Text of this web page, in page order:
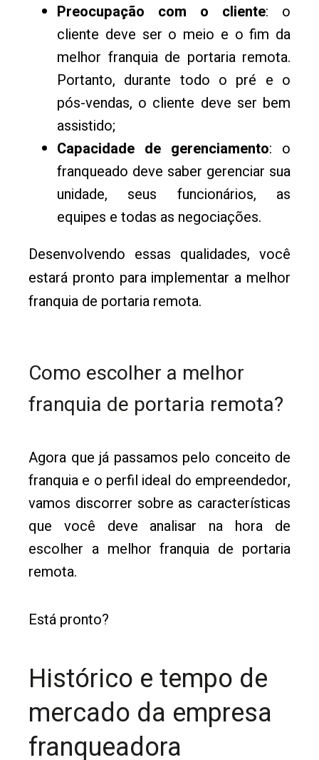
Preocupação com o cliente: o
cliente deve ser o meio e o fim da
melhor franquia de portaria remota.
Portanto, durante todo o pré e o
pós-vendas, o cliente deve ser bem
assistido;
Capacidade de gerenciamento: o
franqueado deve saber gerenciar sua
unidade, seus funcionários, as
equipes e todas as negociações.
Desenvolvendo essas qualidades, você
estará pronto para implementar a melhor
franquia de portaria remota.
Como escolher a melhor
franquia de portaria remota?
Agora que já passamos pelo conceito de
franquia e o perfil ideal do empreendedor,
vamos discorrer sobre as características
que você deve analisar na hora de
escolher a melhor franquia de portaria
remota.
Está pronto?
Histórico e tempo de
mercado da empresa
franqueadora